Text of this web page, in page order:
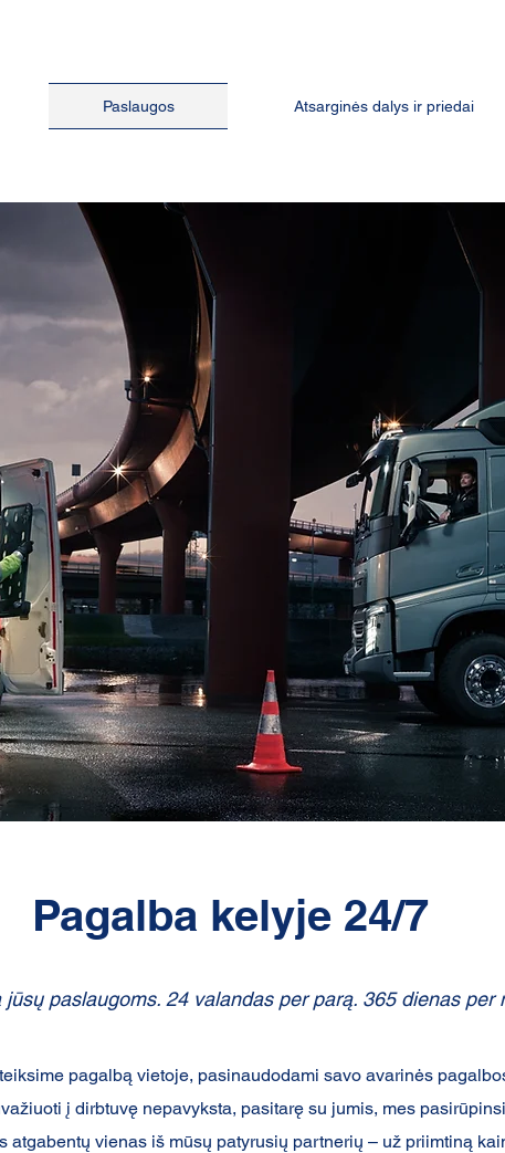
Paslaugos Atsarginės dalys ir priedai
Pagalba kelyje 24/7
jūsų paslaugoms. 24 valandas per parą. 365 dienas per
pagalbą vietoje, pasinaudodami savo avarinės
į dirbtuvę nepavyksta, pasitarę su jumis, mes
atgabentų vienas iš mūsų patyrusių partnerių – už priimtiną